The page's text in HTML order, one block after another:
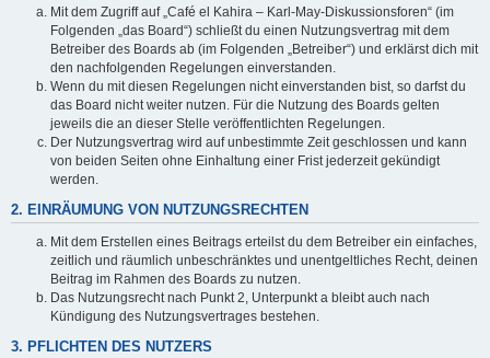
Mit dem Zugriff auf „Café el Kahira – Karl-May-Diskussionsforen“ (im
Folgenden „das Board“) schließt du einen Nutzungsvertrag mit dem
Betreiber des Boards ab (im Folgenden „Betreiber“) und erklärst dich mit
den nachfolgenden Regelungen einverstanden.
Wenn du mit diesen Regelungen nicht einverstanden bist, so darfst du
das Board nicht weiter nutzen. Für die Nutzung des Boards gelten
jeweils die an dieser Stelle veröffentlichten Regelungen.
Der Nutzungsvertrag wird auf unbestimmte Zeit geschlossen und kann
von beiden Seiten ohne Einhaltung einer Frist jederzeit gekündigt
werden.
2. EINRÄUMUNG VON NUTZUNGSRECHTEN
Mit dem Erstellen eines Beitrags erteilst du dem Betreiber ein einfaches,
zeitlich und räumlich unbeschränktes und unentgeltliches Recht, deinen
Beitrag im Rahmen des Boards zu nutzen.
Das Nutzungsrecht nach Punkt 2, Unterpunkt a bleibt auch nach
Kündigung des Nutzungsvertrages bestehen.
3. PFLICHTEN DES NUTZERS